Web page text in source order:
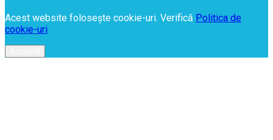
Acest website folosește cookie-uri. Verifică Politica de
cookie-uri